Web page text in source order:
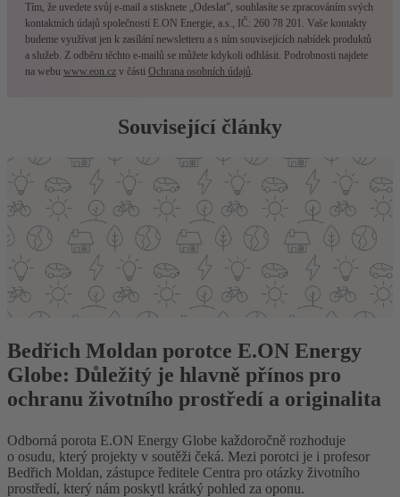
Tím, že uvedete svůj e-mail a stisknete „Odeslat”, souhlasíte se zpracováním svých
kontaktních údajů společností E.ON Energie, a.s., IČ: 260 78 201. Vaše kontakty
budeme využívat jen k zasílání newsletteru a s ním souvisejících nabídek produktů
a služeb. Z odběru těchto e-mailů se můžete kdykoli odhlásit. Podrobnosti najdete
na webu www.eon.cz v části Ochrana osobních údajů
Související články
Bedřich Moldan porotce E.ON Energy
Globe: Důležitý je hlavně přínos pro
ochranu životního prostředí a originalita
Odborná porota E.ON Energy Globe každoročně rozhoduje
o osudu, který projekty v soutěži čeká. Mezi porotci je i profesor
Bedřich Moldan, zástupce ředitele Centra pro otázky životního
prostředí, který nám poskytl krátký pohled za oponu.